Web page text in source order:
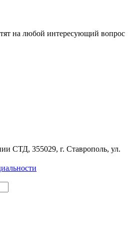
на любой интересующий вопрос
СТД, 355029, г. Ставрополь, ул.